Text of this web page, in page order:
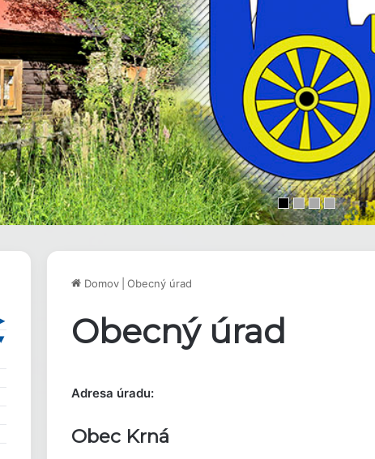
Domov Obecný úrad
Obecný úrad
Adresa úradu:
Obec Krná